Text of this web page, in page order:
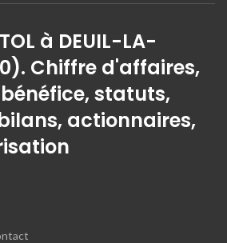
à DEUIL-LA-
Chiffre d'affaires,
statuts,
actionnaires,